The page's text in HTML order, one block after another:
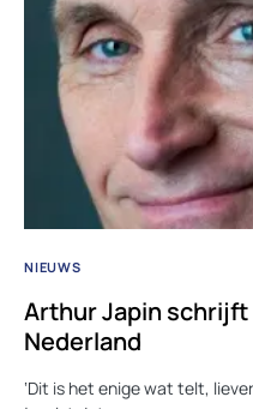
NIEUWS
Arthur Japin
Nederland
‘Dit is het enige wat telt,